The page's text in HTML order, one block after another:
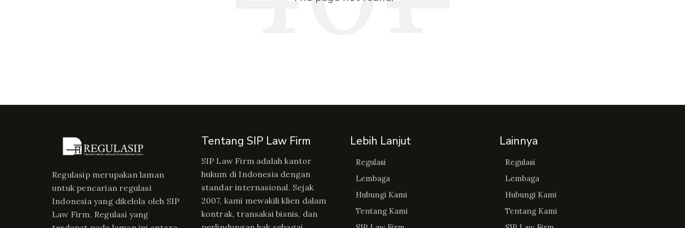
Regulasip merupakan laman
untuk pencarian regulasi
Indonesia yang dikelola oleh SIP
Law Firm. Regulasi yang
Tentang SIP Law Firm
SIP Law Firm adalah kantor
hukum di Indonesia dengan
standar internasional. Sejak
2007, kami mewakili klien dalam
kontrak, transaksi bisnis, dan
Lebih Lanjut
Regulasi
Lembaga
Hubungi Kami
Tentang Kami
Lainnya
Regulasi
Lembaga
Hubungi Kami
Tentang Kami